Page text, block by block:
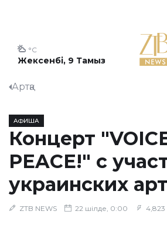
Жексенбі, 9 Тамыз
°C
Артқа
АФИША
Концерт
PEACE!" с
украинских
ZTB NEWS 22 шілде, 0:00 4,823